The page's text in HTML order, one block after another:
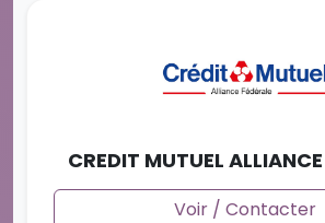
CREDIT MUTUEL ALLIANCE
Voir / Contacter